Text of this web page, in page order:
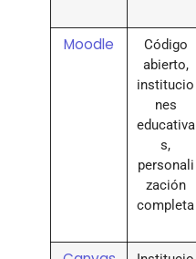
Moodle
Código
abierto,
institucio
nes
educativa
s,
personali
zación
completa